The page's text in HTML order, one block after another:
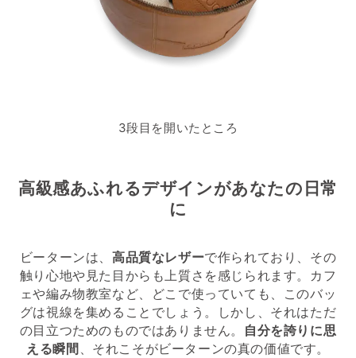
3段目を開いたところ
高級感あふれるデザインがあなたの日常
に
ビーターンは、 高品質なレザーで作られており、その
触り心地や見た目からも上質さを感じられます。カフ
ェや編み物教室など、どこで使っていても、このバッ
グは視線を集めることでしょう。しかし、それはただ
の目立つためのものではありません。 自分を誇りに思
える瞬間 、それこそがビーターンの真の価値です。